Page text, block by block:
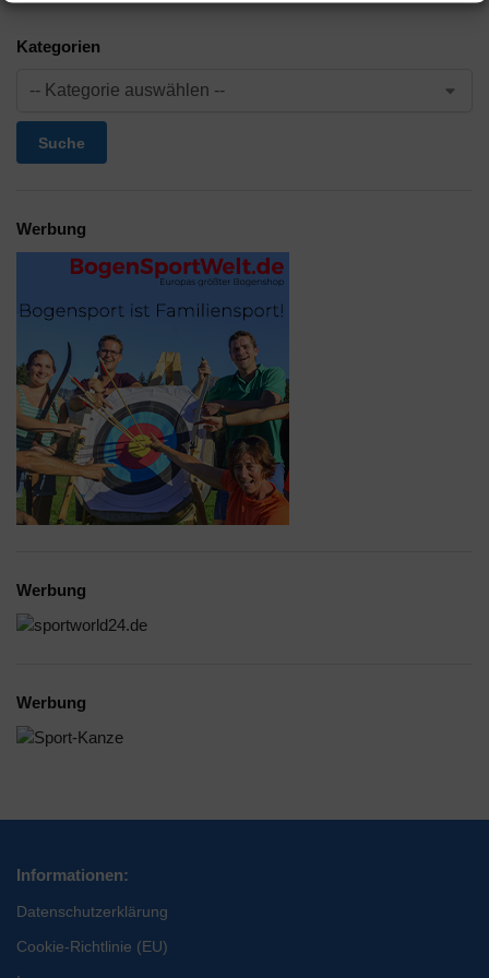
Kategorien
Suche
Werbung
Werbung
Werbung
Informationen:
Datenschutzerklärung
Cookie-Richtlinie (EU)